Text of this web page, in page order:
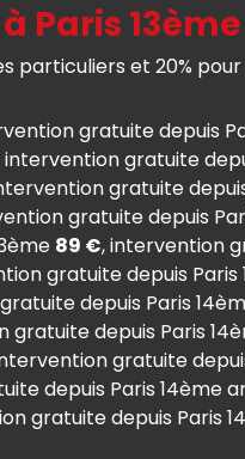
Paris 13ème
particuliers et 20%
gratuite depuis
intervention gratuite
gratuite
gratuite depuis
89 €, intervention
gratuite depuis
depuis Paris
gratuite depuis Paris
gratuite
depuis Paris 14ème
gratuite depuis Paris